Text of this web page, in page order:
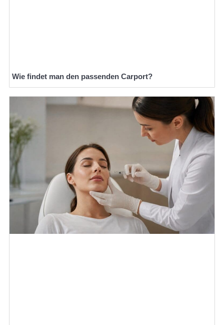
Wie findet man den passenden Carport?